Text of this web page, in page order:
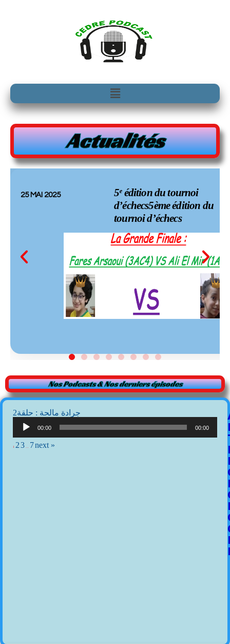
Menu
Actualités
25 MAI 2025
5ᵉ édition du tournoi
d’échecs5ème édition du
tournoi d’échecs
Nos Podcasts & Nos derniers épisodes
2جرادة مالحة : حلقة
00:00 00:00
1 23 7next »